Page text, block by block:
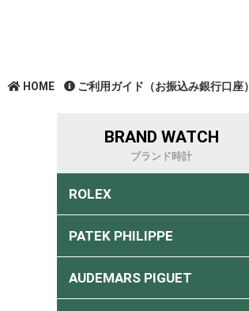
HOME ご利用ガイド（お振込み銀行口座）
BRAND WATCH
ブランド時計
ROLEX
PATEK PHILIPPE
AUDEMARS PIGUET